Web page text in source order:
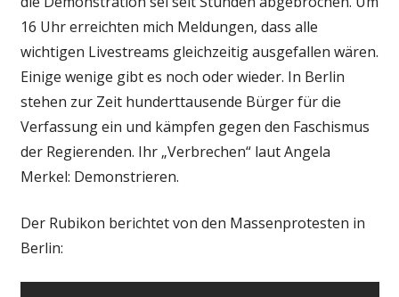
16 Uhr erreichten mich Meldungen, dass alle
wichtigen Livestreams gleichzeitig ausgefallen wären.
Einige wenige gibt es noch oder wieder. In Berlin
stehen zur Zeit hunderttausende Bürger für die
Verfassung ein und kämpfen gegen den Faschismus
der Regierenden. Ihr „Verbrechen“ laut Angela
Merkel: Demonstrieren.
Der Rubikon berichtet von den Massenprotesten in
Berlin: